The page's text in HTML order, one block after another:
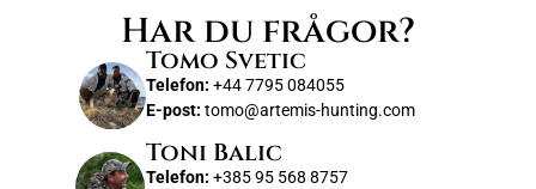
Har du frågor?
Tomo Svetic
Telefon: +44 7795 084055
E-post: tomo@artemis-hunting.com
Toni Balic
Telefon: +385 95 568 8757